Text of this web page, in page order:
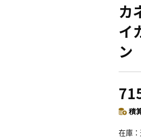
カ
イ
ン
積
在庫